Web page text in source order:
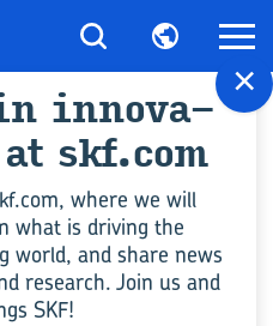
for "Zy­
×
in­no­va­
skf.com
where we will
what is driving the
world, and share news
research. Join us and
SKF!